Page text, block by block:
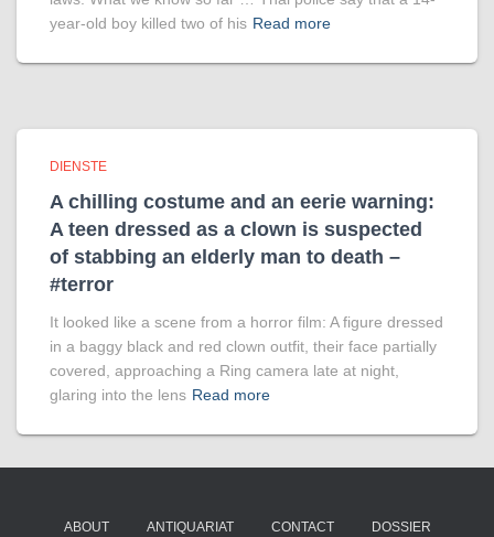
year-old boy killed two of his Read more
DIENSTE
A chilling costume and an eerie warning:
A teen dressed as a clown is suspected
of stabbing an elderly man to death –
#terror
It looked like a scene from a horror film: A figure dressed
in a baggy black and red clown outfit, their face partially
covered, approaching a Ring camera late at night,
glaring into the lens Read more
ABOUT ANTIQUARIAT CONTACT DOSSIER